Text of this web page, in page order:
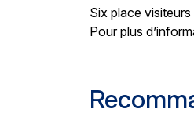
Six place
Pour plus